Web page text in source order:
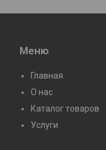
Меню
Главная
О нас
Каталог товаров
Услуги